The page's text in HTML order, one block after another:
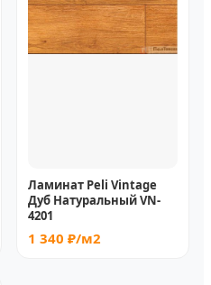
Ламинат Peli Vintage
Дуб Натуральный VN-
4201
1 340 ₽/м2